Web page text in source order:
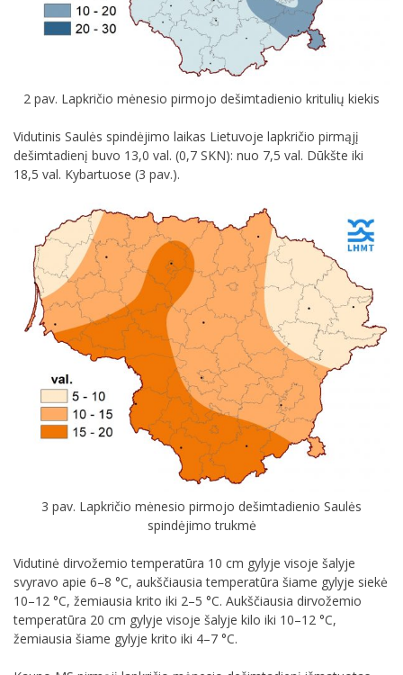
2 pav. Lapkričio mėnesio pirmojo dešimtadienio kritulių kiekis
Vidutinis Saulės spindėjimo laikas Lietuvoje lapkričio pirmąjį
dešimtadienį buvo 13,0 val. (0,7 SKN): nuo 7,5 val. Dūkšte iki
18,5 val. Kybartuose (3 pav.).
3 pav. Lapkričio mėnesio pirmojo dešimtadienio Saulės
spindėjimo trukmė
Vidutinė dirvožemio temperatūra 10 cm gylyje visoje šalyje
svyravo apie 6–8 °C, aukščiausia temperatūra šiame gylyje siekė
10–12 °C, žemiausia krito iki 2–5 °C. Aukščiausia dirvožemio
temperatūra 20 cm gylyje visoje šalyje kilo iki 10–12 °C,
žemiausia šiame gylyje krito iki 4–7 °C.